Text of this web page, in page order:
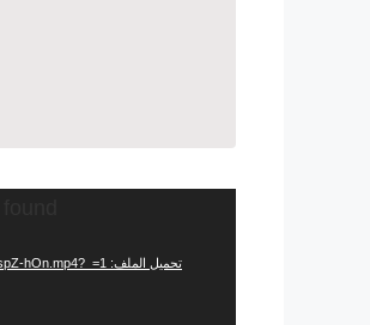
تحميل الملف: https://video.twimg.com/amplify_video/1432595496552448005/vid/480x270/JFBP7SHJespZ-hOn.mp4?_=1